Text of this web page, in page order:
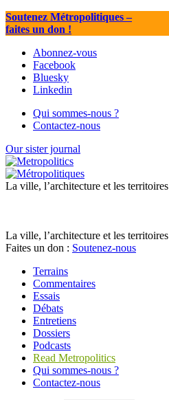
Soutenez Métropolitiques–
faites un don !
Abonnez-vous
Facebook
Bluesky
Linkedin
Qui sommes-nous ?
Contactez-nous
Our sister journal
La ville, l’architecture et les territoires
La ville, l’architecture et les territoires
Faites un don : Soutenez-nous
Terrains
Commentaires
Essais
Débats
Entretiens
Dossiers
Podcasts
Read Metropolitics
Qui sommes-nous ?
Contactez-nous